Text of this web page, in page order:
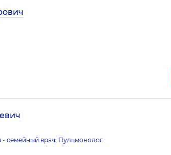
- семейный врач; Пульмонолог